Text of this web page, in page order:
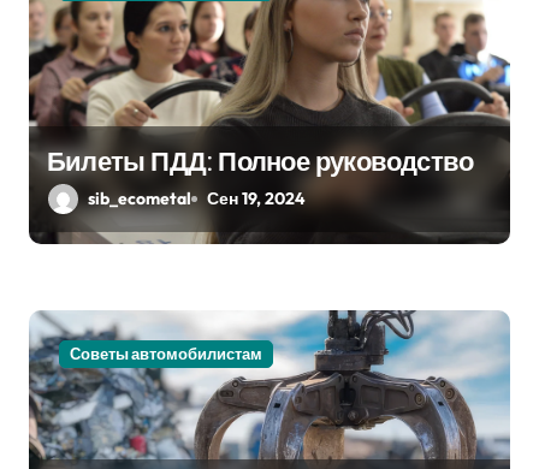
Билеты ПДД: Полное руководство
sib_ecometal Сен 19, 2024
Советы автомобилистам